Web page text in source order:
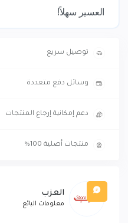
العسير سهلاً!
توصيل سريع
وسائل دفع متعددة
دعم إمكانية إرجاع المنتجات
منتجات أصلية 100%
العزب
معلومات البائع